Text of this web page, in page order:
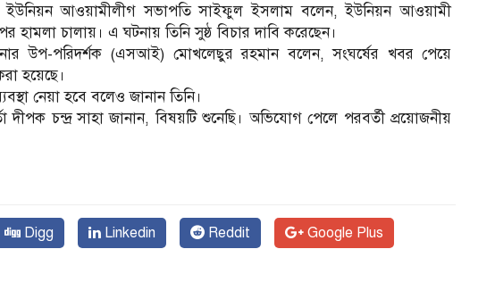
ইউনিয়ন আওয়ামীলীগ সভাপতি সাইফুল ইসলাম বলেন, ইউনিয়ন আওয়ামী
চালায়। এ ঘটনায় তিনি সুষ্ঠ বিচার দাবি করেছেন।
উপ-পরিদর্শক (এসআই) মোখলেছুর রহমান বলেন, সংঘর্ষের খবর পেয়ে
হয়েছে।
নেয়া হবে বলেও জানান তিনি।
দীপক চন্দ্র সাহা জানান, বিষয়টি শুনেছি। অভিযোগ পেলে পরবর্তী প্রয়োজনীয়
Digg Linkedin Reddit Google Plus